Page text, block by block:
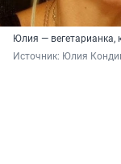
Юлия — вегетарианка,
Источник: Юлия